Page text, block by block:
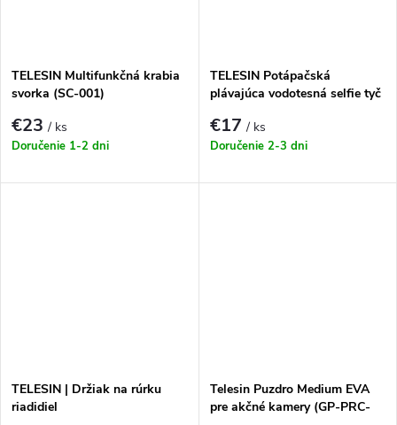
TELESIN Multifunkčná krabia
svorka (SC-001)
€23/ ks
Doručenie 1-2 dni
TELESIN Potápačská
plávajúca vodotesná selfie tyč
€17/ ks
Doručenie 2-3 dni
TELESIN | Držiak na rúrku
riadidiel
Telesin Puzdro Medium EVA
pre akčné kamery (GP-PRC-